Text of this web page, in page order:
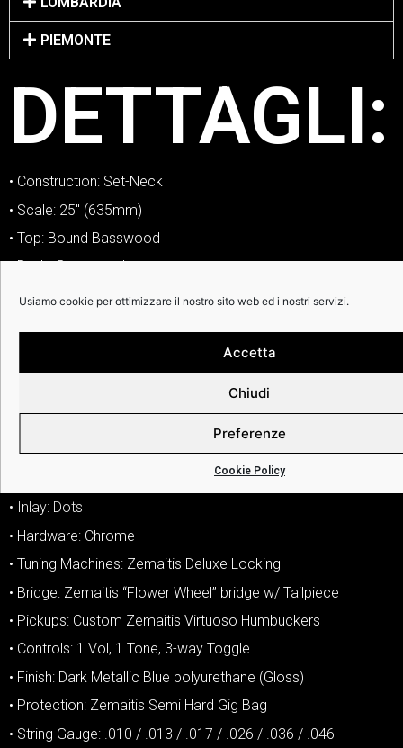
Usiamo cookie per ottimizzare il nostro sito web ed i nostri servizi.
Accetta
Chiudi
Preferenze
Cookie Policy
PIEMONTE
DETTAGLI:
• Construction: Set-Neck
• Scale: 25″ (635mm)
• Top: Bound Basswood
• Body: Basswood
• Neck: Maple
• Neck Depth: 1st: ~21.5mm (27/32″) / 12th: ~23mm (29/32″)
• Nut: 43mm (1-11/16″) – Bone
• Inlay: Dots
• Hardware: Chrome
• Tuning Machines: Zemaitis Deluxe Locking
• Bridge: Zemaitis “Flower Wheel” bridge w/ Tailpiece
• Pickups: Custom Zemaitis Virtuoso Humbuckers
• Controls: 1 Vol, 1 Tone, 3-way Toggle
• Finish: Dark Metallic Blue polyurethane (Gloss)
• Protection: Zemaitis Semi Hard Gig Bag
• String Gauge: .010 / .013 / .017 / .026 / .036 / .046